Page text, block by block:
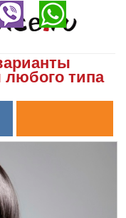
любого типа